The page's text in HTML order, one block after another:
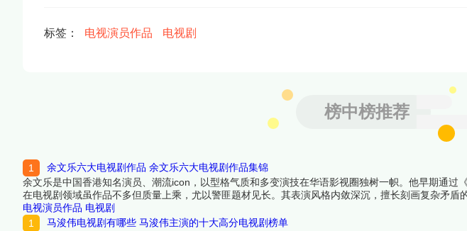
标签： 电视演员作品 电视剧
榜中榜推荐
余文乐六大电视剧作品 余文乐六大电视剧作品集锦
余文乐是中国香港知名演员、潮流icon，以型格气质和多变演技在华语影视圈独树一帜。他早期通过
在电视剧领域虽作品不多但质量上乘，尤以警匪题材见长。其表演风格内敛深沉，擅长刻画复杂矛盾
男主角提名。本文将推荐余文乐主演的6部电视剧（含客串），涵盖青春偶像、都市情感等题材，从
下面跟着榜中榜编辑一起来看看详细名单吧！
电视演员作品 电视剧
马浚伟电视剧有哪些 马浚伟主演的十大高分电视剧榜单